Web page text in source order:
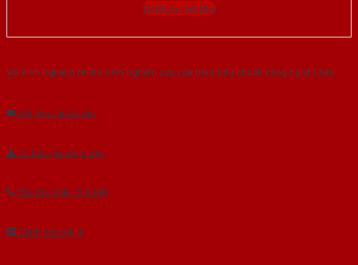
Gọi 0976.169.864
Với kinh nghiệm nhiêu năm nghiên cứu cửa theo tiêu chuẩn công nghệ Châu
Âu.Chúng tôi tự tin là nhà sản xuất & cung cấp hàng đầu tại Việt Nam!
Gửi yêu cầu tư vấn
Tải báo giá tổng hợp
Yêu cầu gọi lại (3 phút)
Dành cho đại lý